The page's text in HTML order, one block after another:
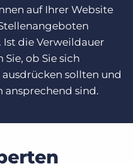
auf Ihrer Website
die Verweildauer
Sie, ob Sie sich
sollten und
ansprechend sind.